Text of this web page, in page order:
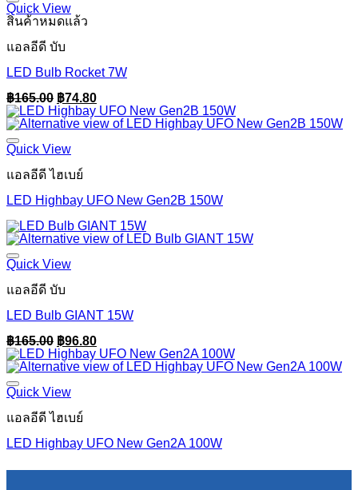
Quick View
สินค้าหมดแล้ว
แอลอีดี บับ
LED Bulb Rocket 7W
฿165.00 Original
price
was:
฿74.80Current
price
is:
Quick View
แอลอีดี ไฮเบย์
LED Highbay UFO New Gen2B 150W
Quick View
แอลอีดี บับ
LED Bulb GIANT 15W
฿165.00 Original
price
was:
฿96.80Current
price
is:
Quick View
แอลอีดี ไฮเบย์
LED Highbay UFO New Gen2A 100W